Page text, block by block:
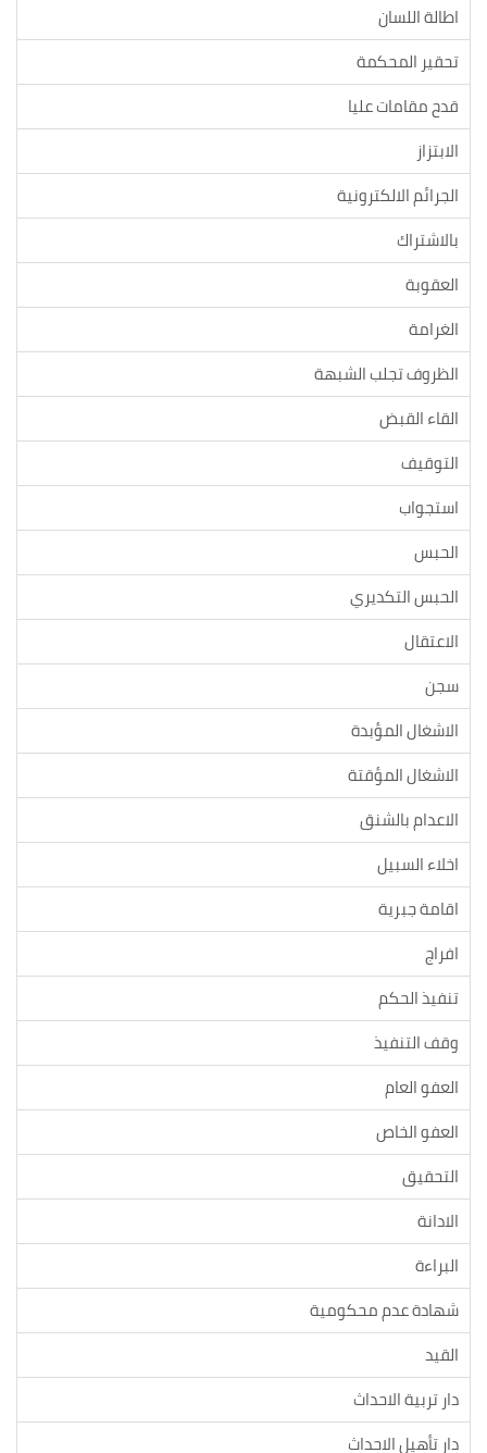
اطالة اللسان
تحقير المحكمة
قدح مقامات عليا
الابتزاز
الجرائم الالكترونية
بالاشتراك
العقوبة
الغرامة
الظروف تجلب الشبهة
القاء القبض
التوقيف
استجواب
الحبس
الحبس التكديري
الاعتقال
سجن
الاشغال المؤبدة
الاشغال المؤقتة
الاعدام بالشنق
اخلاء السبيل
اقامة جبرية
افراج
تنفيذ الحكم
وقف التنفيذ
العفو العام
العفو الخاص
التحقيق
الادانة
البراءة
شهادة عدم محكومية
القيد
دار تربية الاحداث
دار تأهيل الاحداث